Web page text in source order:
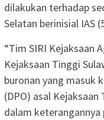
dilakukan terhadap
Selatan berinisial IAS
“Tim SIRI Kejaksaan
Kejaksaan Tinggi
buronan yang masuk
(DPO) asal
dalam